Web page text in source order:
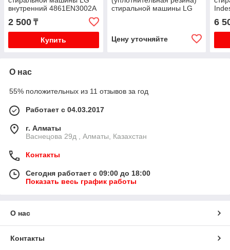
внутренний 4861EN3002A
2 500 ₸
Купить
стиральной машины LG
Цену уточняйте
6
О нас
55% положительных из 11 отзывов за год
Работает с 04.03.2017
г. Алматы
Васнецова 29д , Алматы, Казахстан
Контакты
Сегодня работает с 09:00 до 18:00
Показать весь график работы
О нас
Контакты